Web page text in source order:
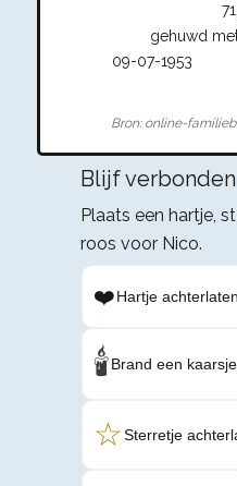
gehuwd
09-07-1953
Bron: online-
Blijf verbonden
Plaats een hartje,
roos voor Nico.
❤️Hartje achterlaten
🕯️Brand een kaarsje
☆Sterretje